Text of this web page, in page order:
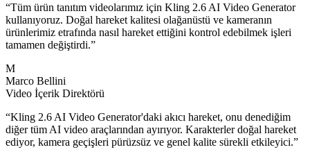
“Tüm ürün tanıtım videolarımız için Kling 2.6 AI Video Generator
kullanıyoruz. Doğal hareket kalitesi olağanüstü ve kameranın
ürünlerimiz etrafında nasıl hareket ettiğini kontrol edebilmek işleri
tamamen değiştirdi.”
M
Marco Bellini
Video İçerik Direktörü
“Kling 2.6 AI Video Generator'daki akıcı hareket, onu denediğim
diğer tüm AI video araçlarından ayırıyor. Karakterler doğal hareket
ediyor, kamera geçişleri pürüzsüz ve genel kalite sürekli etkileyici.”